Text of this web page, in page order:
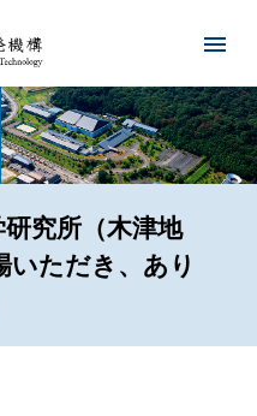
究所（木津地
いただき、あり